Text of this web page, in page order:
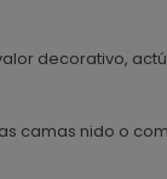
decorativo,
camas nido o